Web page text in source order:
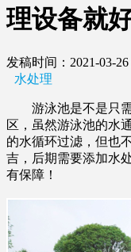
理设备就
发稿时间：2021-03-26
水处理
游泳池是不是只需
区，虽然游泳池的水
的水循环过滤，但也
吉，后期需要添加水
有保障！